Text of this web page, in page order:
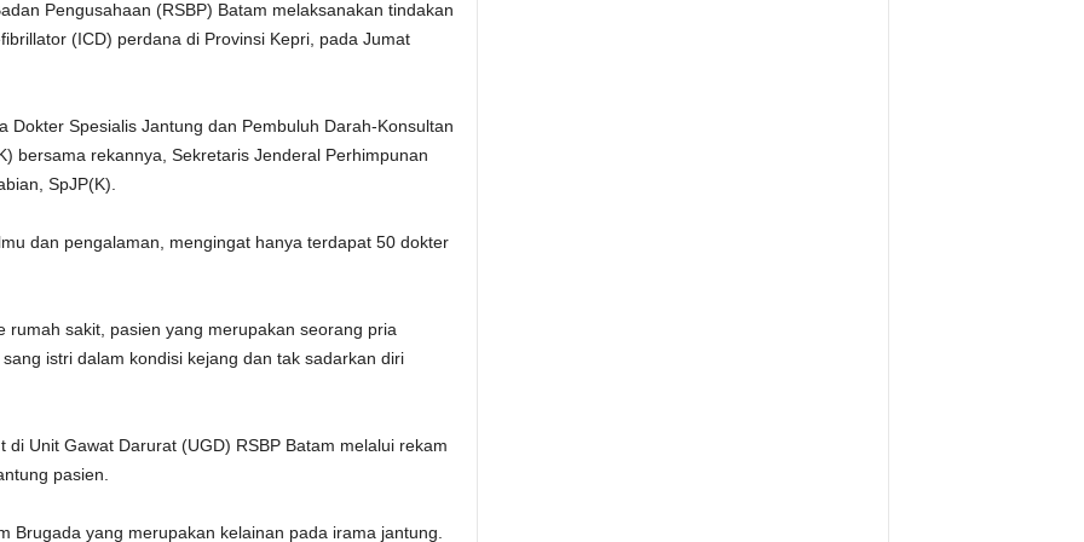
Pengusahaan (RSBP) Batam melaksanakan tindakan
(ICD) perdana di Provinsi Kepri, pada Jumat
Dokter Spesialis Jantung dan Pembuluh Darah-Konsultan
bersama rekannya, Sekretaris Jenderal Perhimpunan
SpJP(K).
dan pengalaman, mengingat hanya terdapat 50 dokter
rumah sakit, pasien yang merupakan seorang pria
istri dalam kondisi kejang dan tak sadarkan diri
Unit Gawat Darurat (UGD) RSBP Batam melalui rekam
pasien.
Brugada yang merupakan kelainan pada irama jantung.